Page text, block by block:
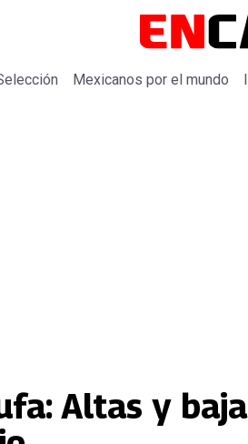
Mexicanos por el mundo
Altas y